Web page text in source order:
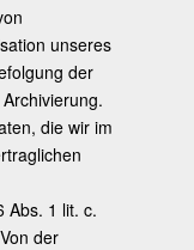
unseres
der
die wir im
Abs. 1 lit. c.
der